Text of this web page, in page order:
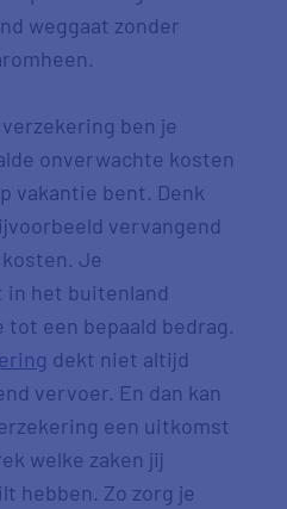
weggaat zonder
ben je
onverwachte kosten
vakantie bent. Denk
vervangend
Je
in het buitenland
tot een bepaald bedrag.
dekt niet altijd
vervoer. En dan kan
een uitkomst
welke zaken jij
hebben. Zo zorg je